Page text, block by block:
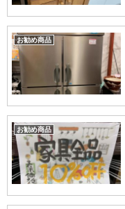
お勧め商品
お勧め商品